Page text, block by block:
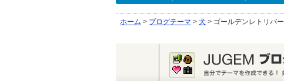
ホーム > ブログテーマ > 犬 > ゴールデンレトリバー